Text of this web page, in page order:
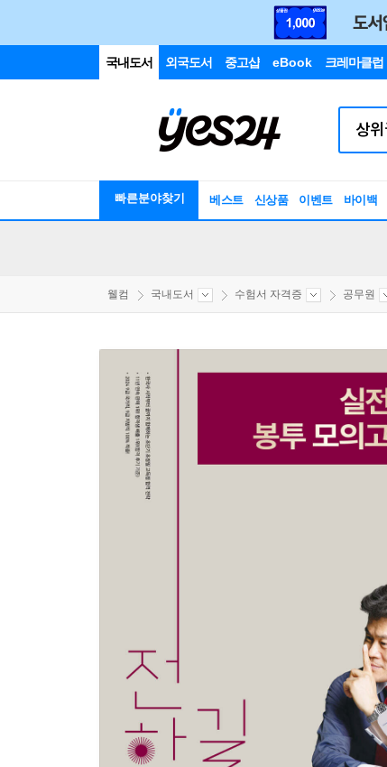
국내도서 외국도서 중고샵 eBook 크레마클럽
빠른분야찾기 베스트 신상품 이벤트 바이백
웰컴 국내도서 수험서 자격증 공무원